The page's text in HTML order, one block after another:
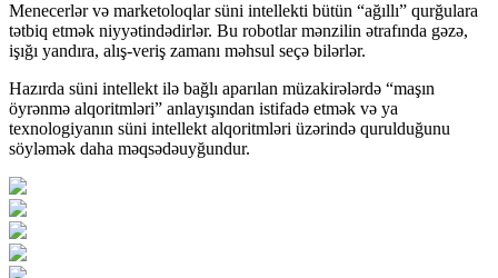
Menecerlər və marketoloqlar süni intellekti bütün “ağıllı” qurğulara
tətbiq etmək niyyətindədirlər. Bu robotlar mənzilin ətrafında gəzə,
işığı yandıra, alış-veriş zamanı məhsul seçə bilərlər.
Hazırda süni intellekt ilə bağlı aparılan müzakirələrdə “maşın
öyrənmə alqoritmləri” anlayışından istifadə etmək və ya
texnologiyanın süni intellekt alqoritmləri üzərində qurulduğunu
söyləmək daha məqsədəuyğundur.